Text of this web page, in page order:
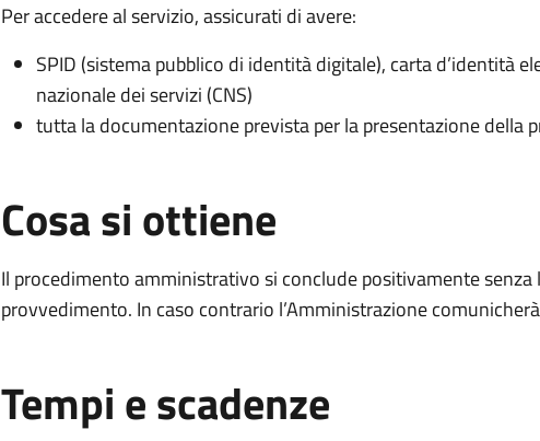
Per accedere al servizio, assicurati di avere:
SPID (sistema pubblico di identità digitale), carta d’identità
nazionale dei servizi (CNS)
tutta la documentazione prevista per la presentazione della
Cosa si ottiene
Il procedimento amministrativo si conclude positivamente senza
provvedimento. In caso contrario l’Amministrazione
Tempi e scadenze